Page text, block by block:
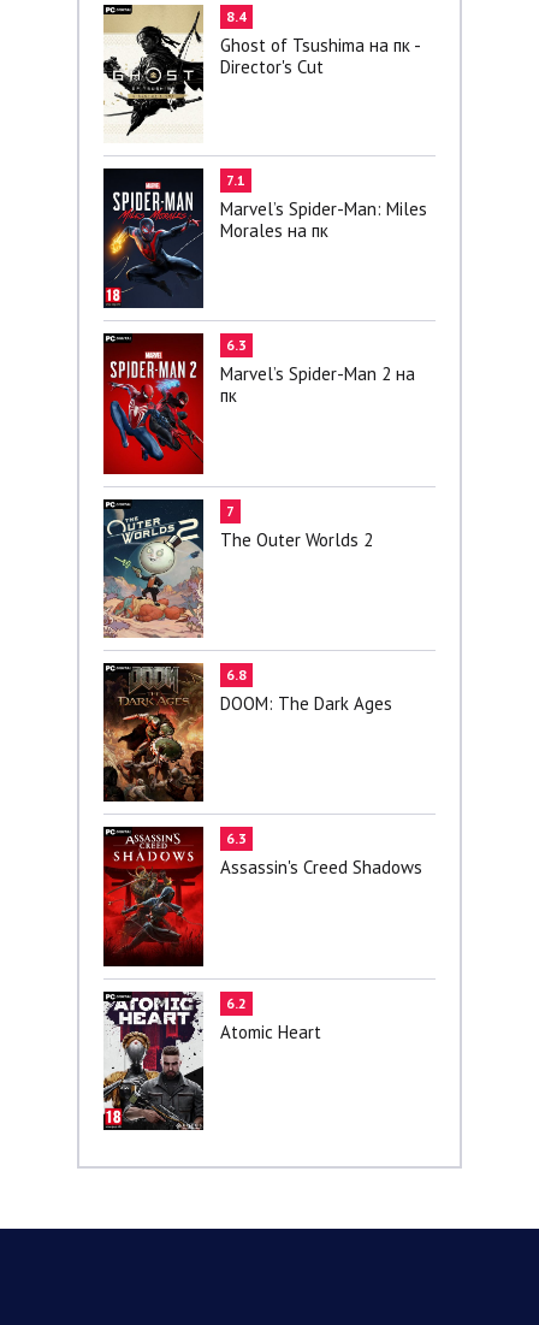
8.4
Ghost of Tsushima на пк -
Director's Cut
7.1
Marvel’s Spider-Man: Miles
Morales на пк
6.3
Marvel’s Spider-Man 2 на
пк
7
The Outer Worlds 2
6.8
DOOM: The Dark Ages
6.3
Assassin's Creed Shadows
6.2
Atomic Heart